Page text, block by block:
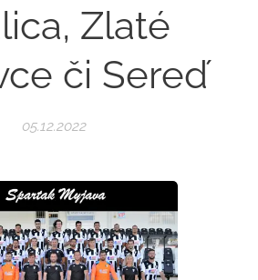
Zlaté
či Sereď
05.12.2022